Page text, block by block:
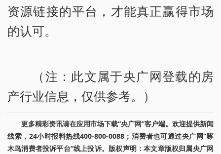
资源链接的平台，才能真正赢得市场
的认可。
（注：此文属于央广网登载的房
产行业信息，仅供参考。）
更多精彩资讯请在应用市场下载“央广网”客户端。欢迎提供新闻
线索，24小时报料热线400-800-0088；消费者也可通过央广网“啄
木鸟消费者投诉平台”线上投诉。版权声明：本文章版权归属央广网